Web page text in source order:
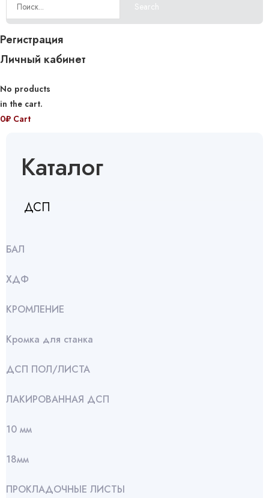
Search
Регистрация
Личный кабинет
No products
in the cart.
0₽ Cart
Каталог
ДСП
БАЛ
ХДФ
КРОМЛЕНИЕ
Кромка для станка
ДСП ПОЛ/ЛИСТА
ЛАКИРОВАННАЯ ДСП
10 мм
18мм
ПРОКЛАДОЧНЫЕ ЛИСТЫ